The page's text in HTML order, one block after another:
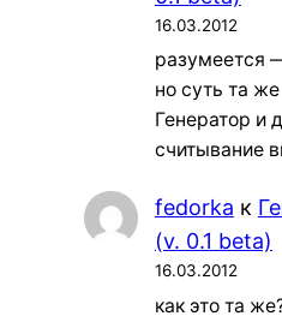
16.03.2012
разумеется
но суть та
Генератор и
считывание
fedorka к
(v. 0.1 beta)
16.03.2012
как это та